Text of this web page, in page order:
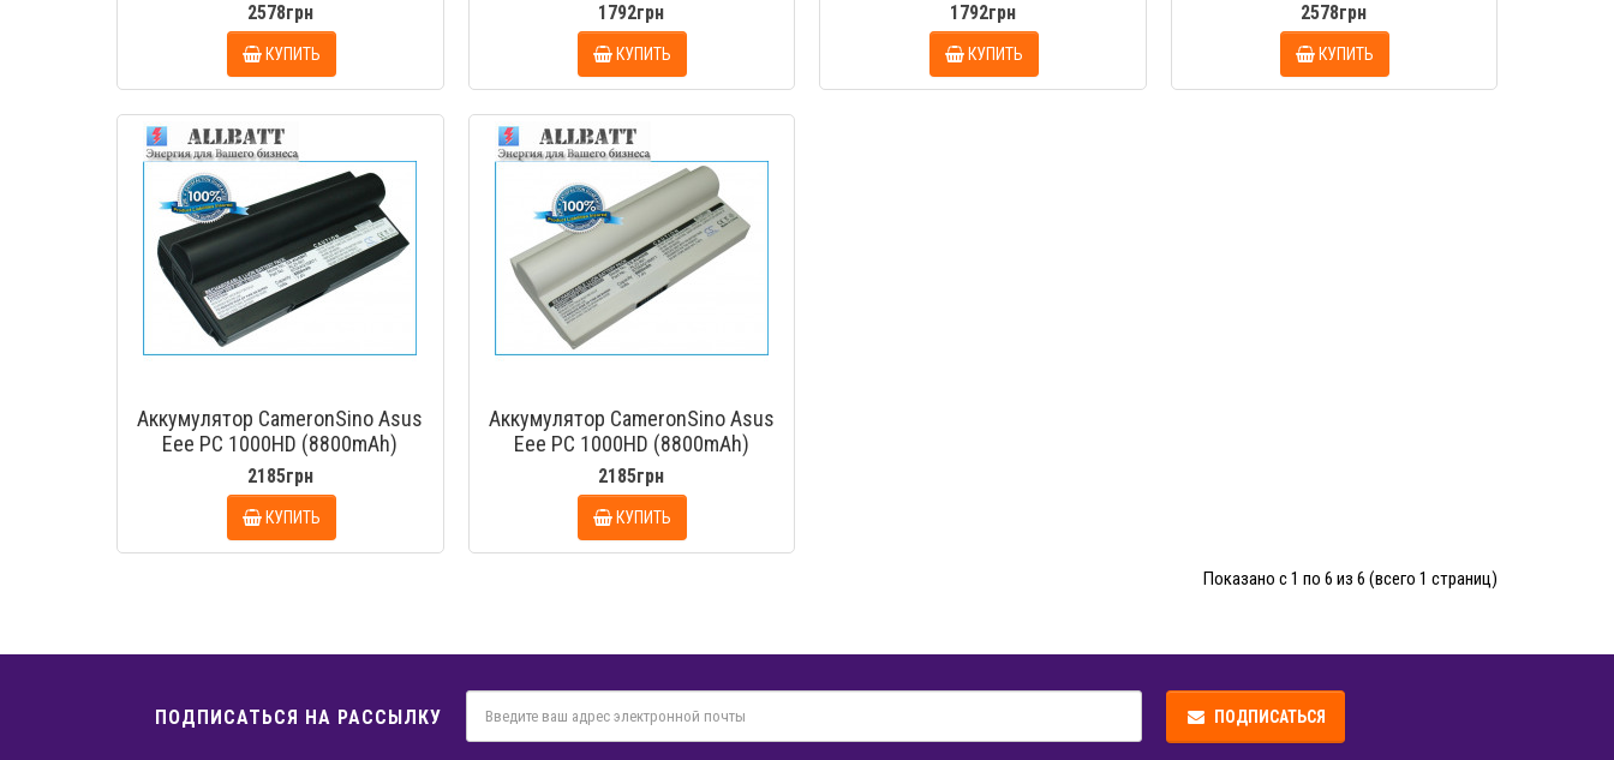
2578грн
КУПИТЬ
1792грн
КУПИТЬ
1792грн
КУПИТЬ
2578грн
КУПИТЬ
БЫСТРЫЙ ПРОСМОТР
Аккумулятор CameronSino Asus
Eee PC 1000HD (8800mAh)
2185грн
КУПИТЬ
Аккумулятор CameronSino Asus
Eee PC 1000HD (8800mAh)
2185грн
КУПИТЬ
Показано с 1 по 6 из 6 (всего 1 страниц)
ПОДПИСАТЬСЯ НА РАССЫЛКУ ПОДПИСАТЬСЯ